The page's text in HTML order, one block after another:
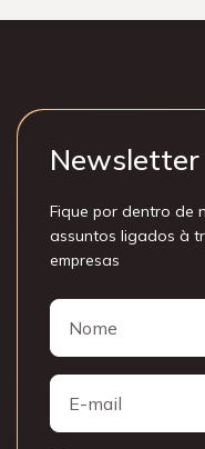
Newsletter
Fique por dentro de
assuntos ligados à
empresas
Nome
E-
mail